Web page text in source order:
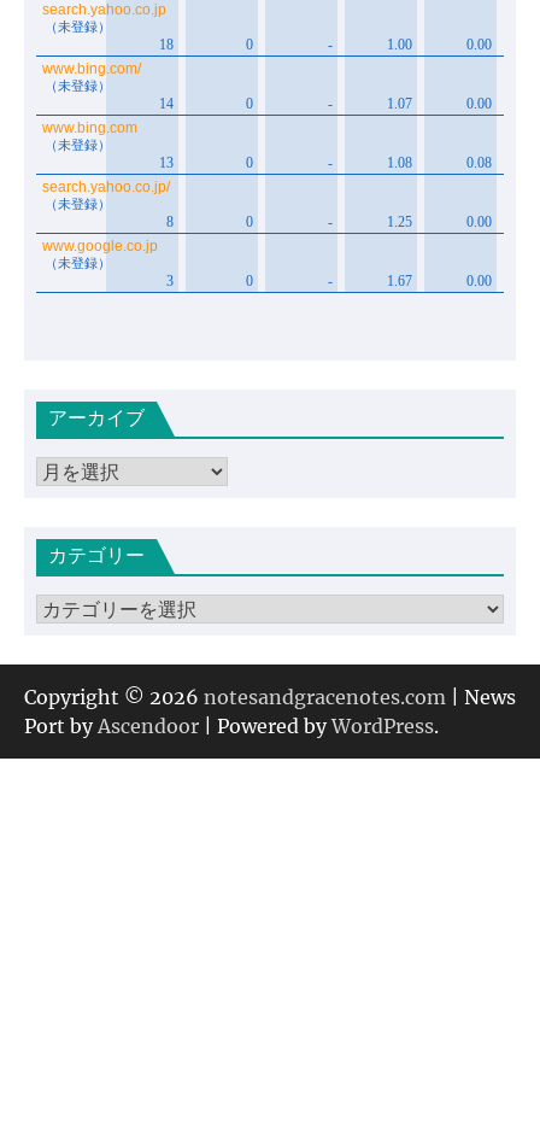
アーカイブ
ア
イカテゴリー
カ
ゴ
リ
ー
Copyright © 2026 notesandgracenotes.com | News
Port by Ascendoor | Powered byWordPress.